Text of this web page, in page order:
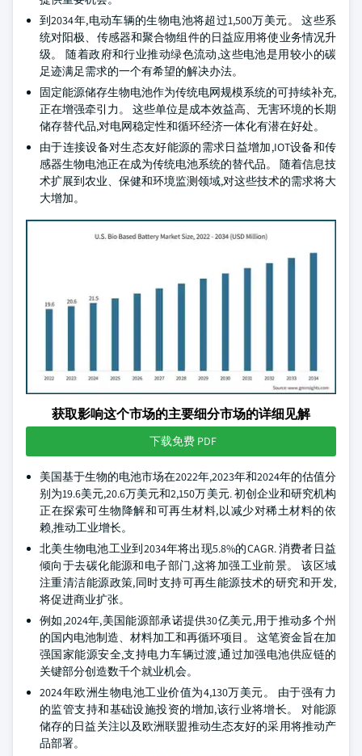
到2034年,电动车辆的生物电池将超过1,500万美元。 这些系
统对阳极、传感器和聚合物组件的日益应用将使业务情况升
级。 随着政府和行业推动绿色流动,这些电池是用较小的碳
足迹满足需求的一个有希望的解决办法。
固定能源储存生物电池作为传统电网规模系统的可持续补充,
正在增强牵引力。 这些单位是成本效益高、无害环境的长期
储存替代品,对电网稳定性和循环经济一体化有潜在好处。
由于连接设备对生态友好能源的需求日益增加,IOT设备和传
感器生物电池正在成为传统电池系统的替代品。 随着信息技
术扩展到农业、保健和环境监测领域,对这些技术的需求将大
大增加。
获取影响这个市场的主要细分市场的详细见解
下载免费 PDF
美国基于生物的电池市场在2022年,2023年和2024年的估值分
别为19.6美元,20.6万美元和2,150万美元. 初创企业和研究机构
正在探索可生物降解和可再生材料,以减少对稀土材料的依
赖,推动工业增长。
北美生物电池工业到2034年将出现5.8%的CAGR. 消费者日益
倾向于去碳化能源和电子部门,这将加强工业前景。 该区域
注重清洁能源政策,同时支持可再生能源技术的研究和开发,
将促进商业扩张。
例如,2024年,美国能源部承诺提供30亿美元,用于推动多个州
的国内电池制造、材料加工和再循环项目。 这笔资金旨在加
强国家能源安全,支持电力车辆过渡,通过加强电池供应链的
关键部分创造数千个就业机会。
2024年欧洲生物电池工业价值为4,130万美元。 由于强有力
的监管支持和基础设施投资的增加,该行业将增长。 对能源
储存的日益关注以及欧洲联盟推动生态友好的采用将推动产
品部署。